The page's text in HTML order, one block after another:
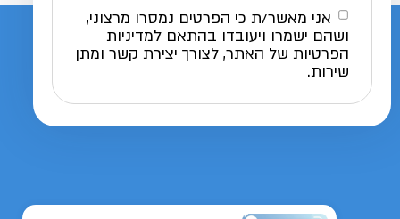
אני מאשר/ת כי הפרטים נמסרו מרצוני,
ושהם ישמרו ויעובדו בהתאם למדיניות
הפרטיות של האתר, לצורך יצירת קשר ומתן
שירות.